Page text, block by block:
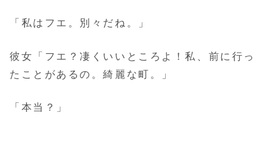
「私はフエ。別々だね。」
彼女「フエ？凄くいいところよ！私、前に行っ
たことがあるの。綺麗な町。」
「本当？」